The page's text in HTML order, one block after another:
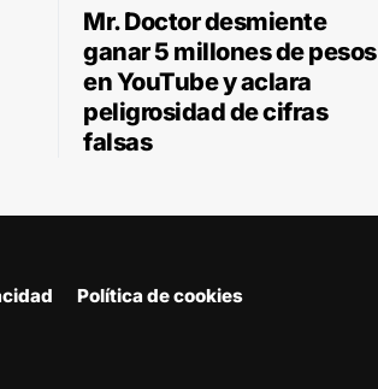
Mr. Doctor desmiente
ganar 5 millones de pesos
en YouTube y aclara
peligrosidad de cifras
falsas
Política de cookies